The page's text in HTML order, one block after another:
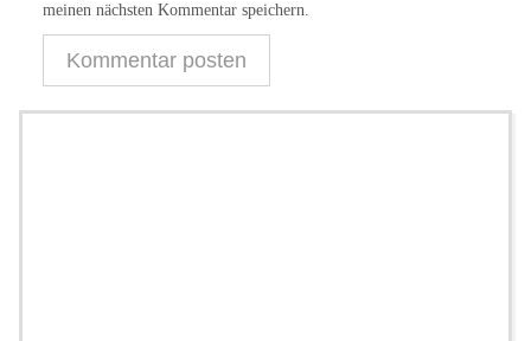
meinen nächsten Kommentar speichern.